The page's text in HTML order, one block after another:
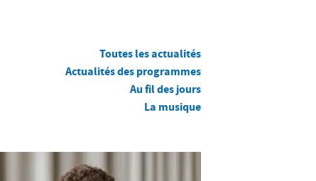
Toutes les actualités
Actualités des programmes
Au fil des jours
La musique